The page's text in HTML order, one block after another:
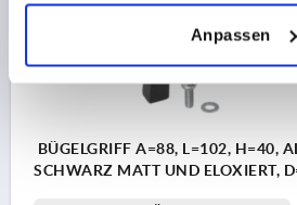
Anpassen
BÜGELGRIFF A=88, L=102, H=40,
SCHWARZ MATT UND ELOXIERT,